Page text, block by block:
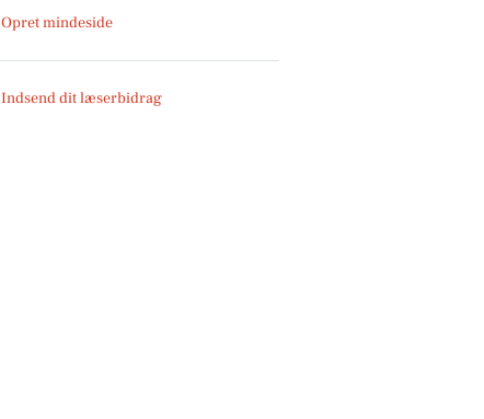
Opret mindeside
Indsend dit læserbidrag